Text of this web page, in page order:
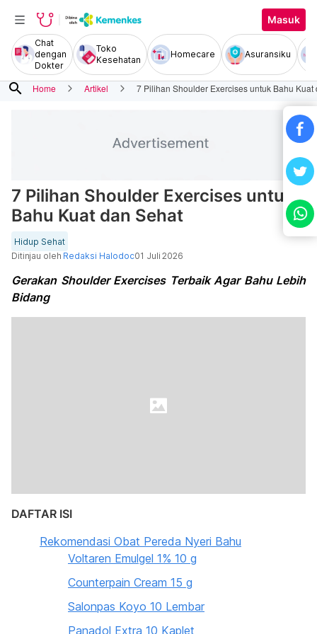
Masuk
Chat
dengan
Dokter
Toko
Kesehatan
Homecare Asuransiku
search Home Artikel 7 Pilihan Shoulder Exercises untuk Bahu Kuat
7 Pilihan Shoulder Exercises untuk
Bahu Kuat dan Sehat
Hidup Sehat
Ditinjau oleh Redaksi Halodoc01 Juli 2026
Gerakan Shoulder Exercises Terbaik Agar Bahu Lebih
Bidang
DAFTAR ISI
Rekomendasi Obat Pereda Nyeri Bahu
Voltaren Emulgel 1% 10 g
Counterpain Cream 15 g
Salonpas Koyo 10 Lembar
Panadol Extra 10 Kaplet